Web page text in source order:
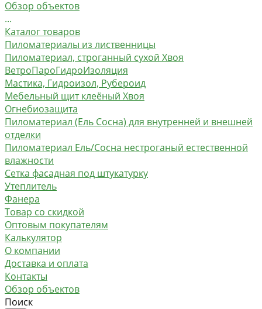
Обзор объектов
...
Каталог товаров
Пиломатериалы из лиственницы
Пиломатериал, строганный сухой Хвоя
ВетроПароГидроИзоляция
Мастика, Гидроизол, Рубероид
Мебельный щит клеёный Хвоя
Огнебиозащита
Пиломатериал (Ель Сосна) для внутренней и внешней
отделки
Пиломатериал Ель/Сосна нестроганый естественной
влажности
Сетка фасадная под штукатурку
Утеплитель
Фанера
Товар со скидкой
Оптовым покупателям
Калькулятор
О компании
Доставка и оплата
Контакты
Обзор объектов
Поиск